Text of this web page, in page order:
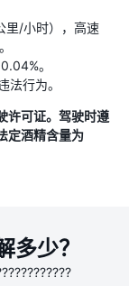
里/小时），高速
。
法行为。
许可证。驾驶时遵
定酒精含量为
多少？